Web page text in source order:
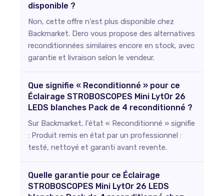
disponible ?
Non, cette offre n'est plus disponible chez
Backmarket. Dero vous propose des alternatives
reconditionnées similaires encore en stock, avec
garantie et livraison selon le vendeur.
Que signifie « Reconditionné » pour ce
Éclairage STROBOSCOPES Mini LytOr 26
LEDS blanches Pack de 4 reconditionné ?
Sur Backmarket, l'état « Reconditionné » signifie
: Produit remis en état par un professionnel :
testé, nettoyé et garanti avant revente.
Quelle garantie pour ce Éclairage
STROBOSCOPES Mini LytOr 26 LEDS